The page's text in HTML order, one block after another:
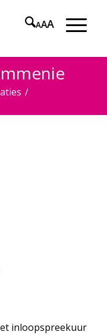
AAA
/
inloopspreekuur